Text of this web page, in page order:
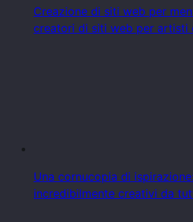
Creazione di siti web per
creatori di siti web per
Una cornucopia di
incredibilmente creativi da